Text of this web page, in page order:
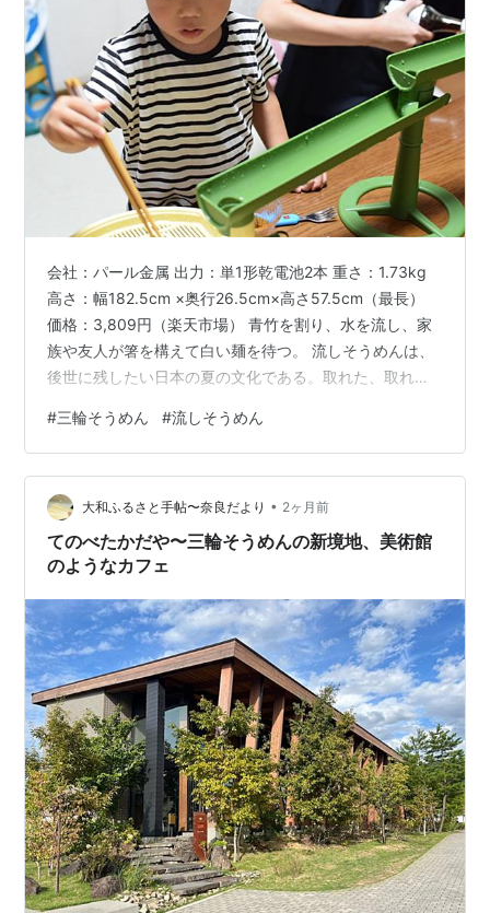
会社：パール金属 出力：単1形乾電池2本 重さ：1.73kg
高さ：幅182.5cm ×奥行26.5cm×高さ57.5cm（最長）
価格：3,809円（楽天市場） 青竹を割り、水を流し、家
族や友人が箸を構えて白い麺を待つ。 流しそうめんは、
後世に残したい日本の夏の文化である。取れた、取れな
そうめんは、ただ食べるだけでなく、“流れる”ことで祝祭
になる。 とはいえ、本物の青竹で流しそうめんをするの
は簡単ではない。場所を取る。準備も大変。天候にも左
右される。テーブルサイズのぐるぐる回る流しそうめん
器も便利だが、やはり流しそうめんには“川”や“滝”のよ…
#三輪そうめん #流しそうめん
大和ふるさと手帖〜奈良だより • 2ヶ月前
てのべたかだや〜三輪そうめんの新境地、美術館
のようなカフェ